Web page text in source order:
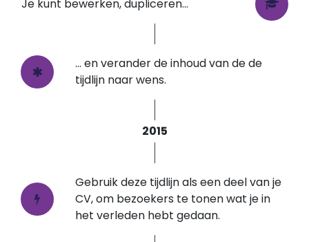
Je kunt bewerken, dupliceren...
... en verander de inhoud van de de
tijdlijn naar wens.
2015
Gebruik deze tijdlijn als een deel van je
CV, om bezoekers te tonen wat je in
het verleden hebt gedaan.